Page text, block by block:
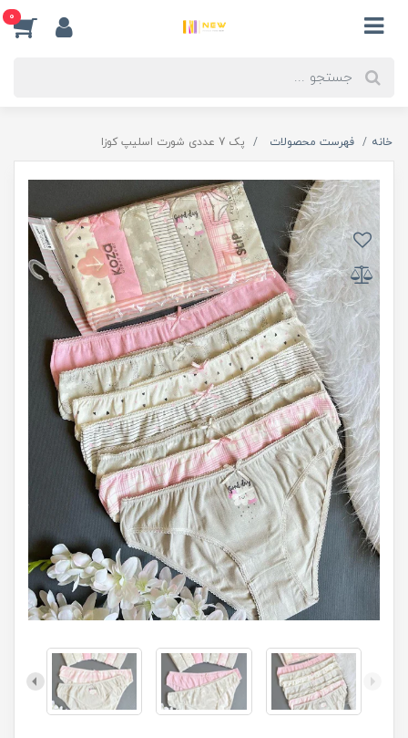
0
خانه فهرست محصولات پک 7 عددی شورت اسلیپ کوزا